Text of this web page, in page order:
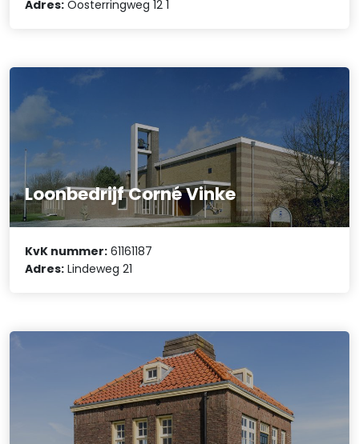
Adres: Oosterringweg 12 1
Loonbedrijf Corné Vinke
KvK nummer: 61161187
Adres: Lindeweg 21